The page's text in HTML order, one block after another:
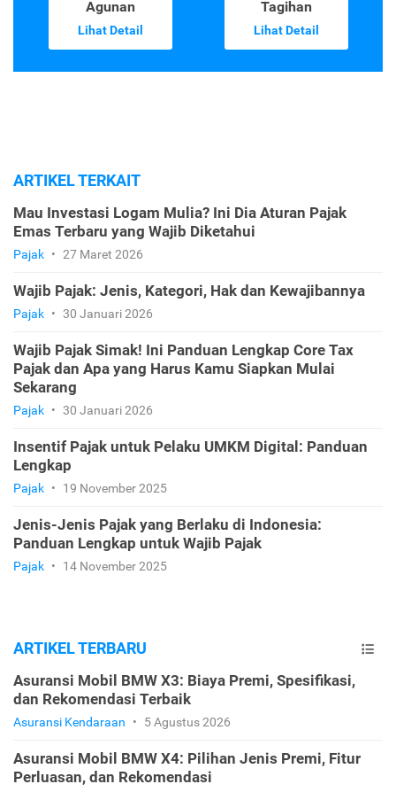
Agunan
Lihat Detail
Tagihan
Lihat Detail
ARTIKEL TERKAIT
Mau Investasi Logam Mulia? Ini Dia Aturan Pajak
Emas Terbaru yang Wajib Diketahui
Pajak • 27 Maret 2026
Wajib Pajak: Jenis, Kategori, Hak dan Kewajibannya
Pajak • 30 Januari 2026
Wajib Pajak Simak! Ini Panduan Lengkap Core Tax
Pajak dan Apa yang Harus Kamu Siapkan Mulai
Sekarang
Pajak • 30 Januari 2026
Insentif Pajak untuk Pelaku UMKM Digital: Panduan
Lengkap
Pajak • 19 November 2025
Jenis-Jenis Pajak yang Berlaku di Indonesia:
Panduan Lengkap untuk Wajib Pajak
Pajak • 14 November 2025
ARTIKEL TERBARU
Asuransi Mobil BMW X3: Biaya Premi, Spesifikasi,
dan Rekomendasi Terbaik
Asuransi Kendaraan • 5 Agustus 2026
Asuransi Mobil BMW X4: Pilihan Jenis Premi, Fitur
Perluasan, dan Rekomendasi